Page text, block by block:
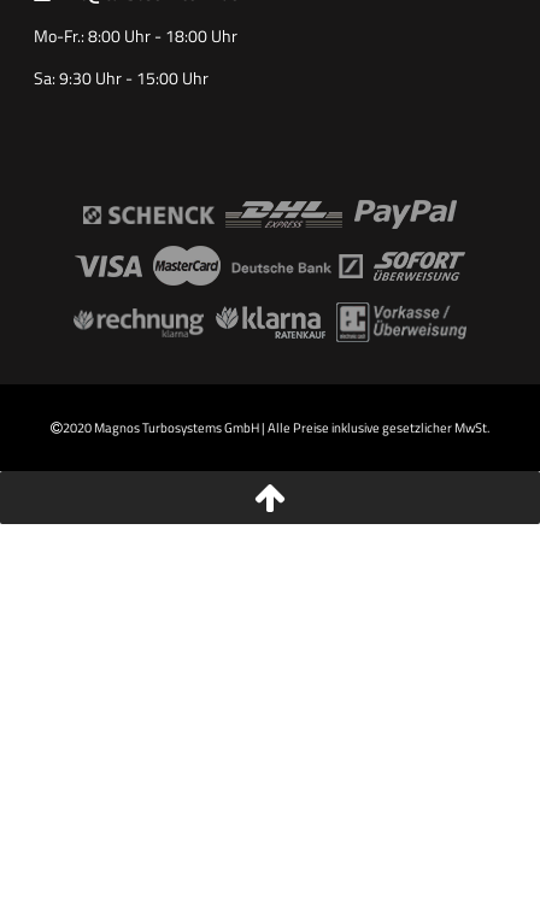
Mo-Fr.: 8:00 Uhr - 18:00 Uhr
Sa: 9:30 Uhr - 15:00 Uhr
2020 Magnos Turbosystems GmbH | Alle Preise inklusive gesetzlicher MwSt.